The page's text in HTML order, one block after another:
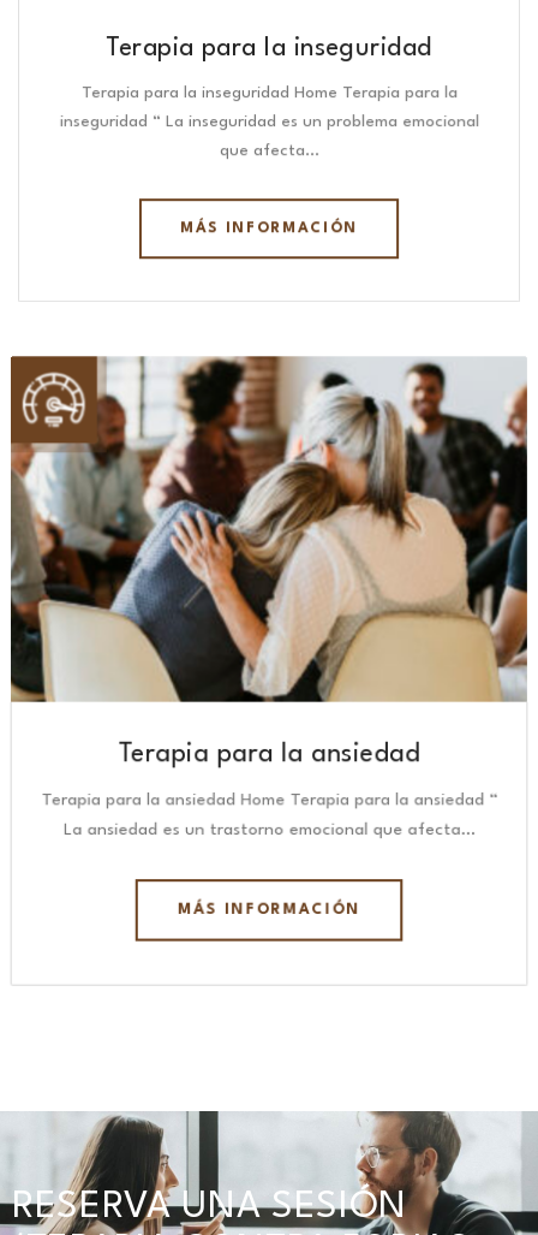
Terapia para la inseguridad
Terapia para la inseguridad Home Terapia para la
inseguridad “ La inseguridad es un problema emocional
que afecta…
MÁS INFORMACIÓN
Terapia para la ansiedad
Terapia para la ansiedad Home Terapia para la ansiedad “
La ansiedad es un trastorno emocional que afecta…
MÁS INFORMACIÓN
RESERVA UNA SESIÓN